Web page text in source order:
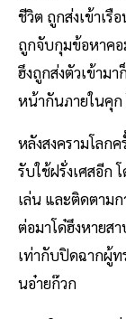
ชีวิต ถูกส่งเข้าเรื
ถูกจับกุมข้อหาคอ
ฮึงถูกส่งตัวเข้าม
หน้ากันภายในคุก
หลังสงครามโลก
รับใช้ฝรั่งเศสอีก
เล่น และติดตามก
ต่อมาโด๋ฮึงหายส
เท่ากับปิดฉากผู้ท
นอ๋ายก๊วก